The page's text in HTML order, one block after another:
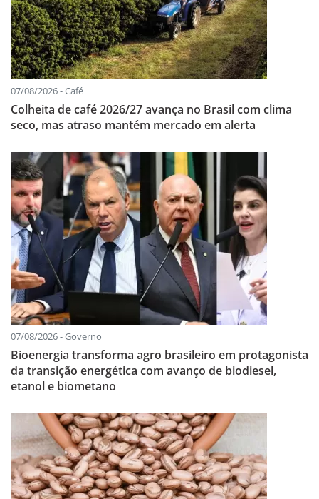
07/08/2026 - Café
Colheita de café 2026/27 avança no Brasil com clima
seco, mas atraso mantém mercado em alerta
07/08/2026 - Governo
Bioenergia transforma agro brasileiro em protagonista
da transição energética com avanço de biodiesel,
etanol e biometano